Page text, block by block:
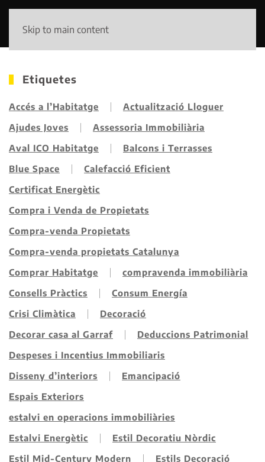
Skip to main content
Etiquetes
Accés a l’Habitatge
Actualització Lloguer
Ajudes Joves
Assessoria Immobiliària
Aval ICO Habitatge
Balcons i Terrasses
Blue Space
Calefacció Eficient
Certificat Energètic
Compra i Venda de Propietats
Compra-venda Propietats
Compra-venda propietats Catalunya
Comprar Habitatge
compravenda immobiliària
Consells Pràctics
Consum Energía
Crisi Climàtica
Decoració
Decorar casa al Garraf
Deduccions Patrimonial
Despeses i Incentius Immobiliaris
Disseny d’interiors
Emancipació
Espais Exteriors
estalvi en operacions immobiliàries
Estalvi Energètic
Estil Decoratiu Nòrdic
Estil Mid-Century Modern
Estils Decoració